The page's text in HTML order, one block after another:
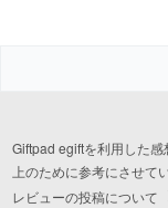
Giftpad egiftを利用した
上のために参考にさせて
レビューの投稿について